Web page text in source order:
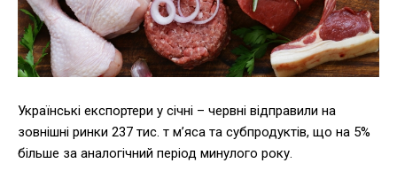
Українські експортери у січні – червні відправили на
зовнішні ринки 237 тис. т м’яса та субпродуктів, що на 5%
більше за аналогічний період минулого року.